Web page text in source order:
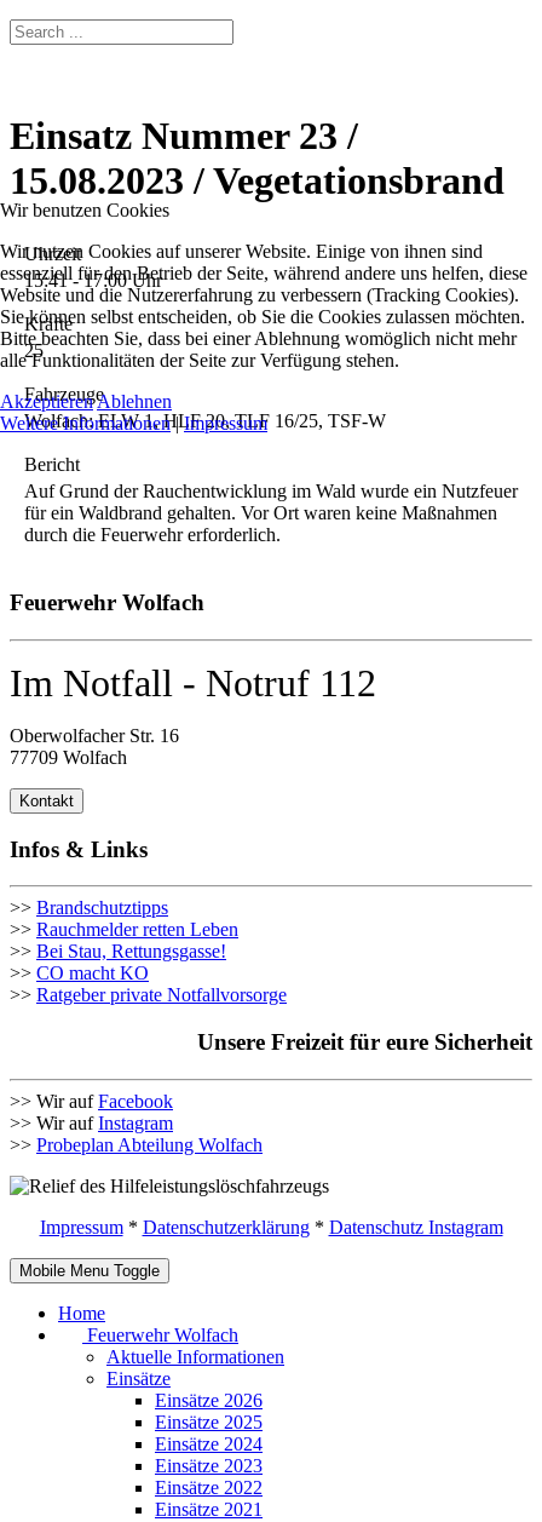
Einsatz Nummer 23 /
15.08.2023 / Vegetationsbrand
Uhrzeit
15:41 - 17:00 Uhr
Kräfte
25
Fahrzeuge
Wolfach: ELW 1, HLF 20, TLF 16/25, TSF-W
Bericht
Auf Grund der Rauchentwicklung im Wald wurde ein Nutzfeuer
für ein Waldbrand gehalten. Vor Ort waren keine Maßnahmen
durch die Feuerwehr erforderlich.
Feuerwehr Wolfach
Im Notfall - Notruf 112
Oberwolfacher Str. 16
77709 Wolfach
Kontakt
Infos & Links
>> Brandschutztipps
>> Rauchmelder retten Leben
>> Bei Stau, Rettungsgasse!
>> CO macht KO
>> Ratgeber private Notfallvorsorge
Unsere Freizeit für eure Sicherheit
>> Wir aufFacebook
>> Wir aufInstagram
>> Probeplan Abteilung Wolfach
Impressum* Datenschutzerklärung* Datenschutz Instagram
Mobile Menu Toggle
Home
Feuerwehr Wolfach
Aktuelle Informationen
Einsätze
Einsätze 2026
Einsätze 2025
Einsätze 2024
Einsätze 2023
Einsätze 2022
Einsätze 2021
Wir benutzen Cookies
Wir nutzen Cookies auf unserer Website. Einige von ihnen sind
essenziell für den Betrieb der Seite, während andere uns helfen, diese
Website und die Nutzererfahrung zu verbessern (Tracking Cookies).
Sie können selbst entscheiden, ob Sie die Cookies zulassen möchten.
Bitte beachten Sie, dass bei einer Ablehnung womöglich nicht mehr
alle Funktionalitäten der Seite zur Verfügung stehen.
AkzeptierenAblehnen
Weitere Informationen|Impressum